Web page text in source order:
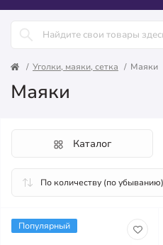
Уголки, маяки, сетка Маяки
Маяки
Каталог
Популярный